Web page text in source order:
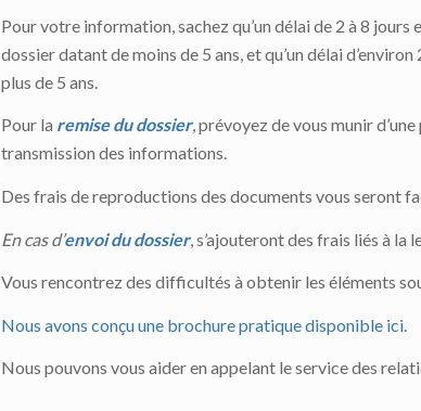
Pour votre information, sachez qu’un délai de 2 à 8 jours
dossier datant de moins de 5 ans, et qu’un délai
plus de 5 ans.
Pour la remise du dossier, prévoyez de vous munir
transmission des informations.
Des frais de reproductions des documents vous seront
En cas d’envoi du dossier, s’ajouteront des frais liés à
Vous rencontrez des difficultés à obtenir les éléments
Nous avons conçu une brochure pratique disponible ici.
Nous pouvons vous aider en appelant le service des